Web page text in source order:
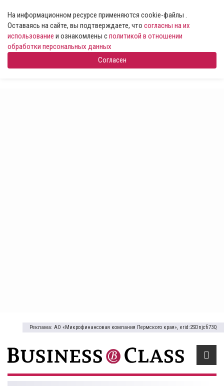
На информационном ресурсе применяются cookie-файлы .
Оставаясь на сайте, вы подтверждаете, что согласны на их
использование и ознакомлены сполитикой в отношении
обработки персональных данных
Согласен
Реклама: АО «Микрофинансовая компания Пермского края», erid:2SDnjcfi73Q